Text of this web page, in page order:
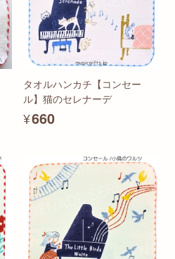
タオルハンカチ【コンセー
ル】猫のセレナーデ
¥660